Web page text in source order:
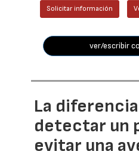
Solicitar información
ver/escribir
La
detectar un
evitar una